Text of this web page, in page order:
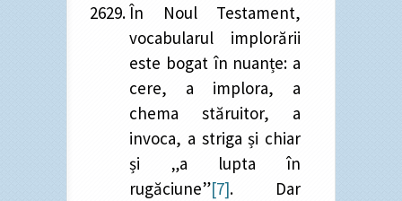
În Noul Testament,
vocabularul implorării
este bogat în nuanțe: a
cere, a implora, a
chema stăruitor, a
invoca, a striga și chiar
și „a lupta în
rugăciune”[7]. Dar